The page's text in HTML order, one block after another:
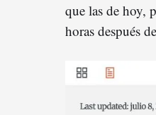
que las de hoy,
horas después